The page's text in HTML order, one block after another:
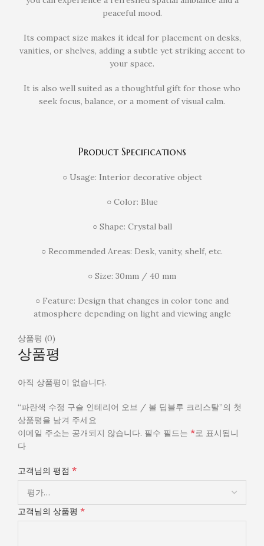
peaceful mood.
Its compact size makes it ideal for placement on desks,
vanities, or shelves, adding a subtle yet striking accent to
your space.
It is also well suited as a thoughtful gift for those who
seek focus, balance, or a moment of visual calm.
Product Specifications
○ Usage: Interior decorative object
○ Color: Blue
○ Shape: Crystal ball
○ Recommended Areas: Desk, vanity, shelf, etc.
○ Size: 30mm / 40 mm
○ Feature: Design that changes in color tone and
atmosphere depending on light and viewing angle
상품평 (0)
상품평
아직 상품평이 없습니다.
“파란색 수정 구슬 인테리어 오브 / 볼 딥블루 크리스탈”의 첫
상품평을 남겨 주세요
이메일 주소는 공개되지 않습니다. 필수 필드는 *로 표시됩니
다
고객님의 평점 *
고객님의 상품평 *